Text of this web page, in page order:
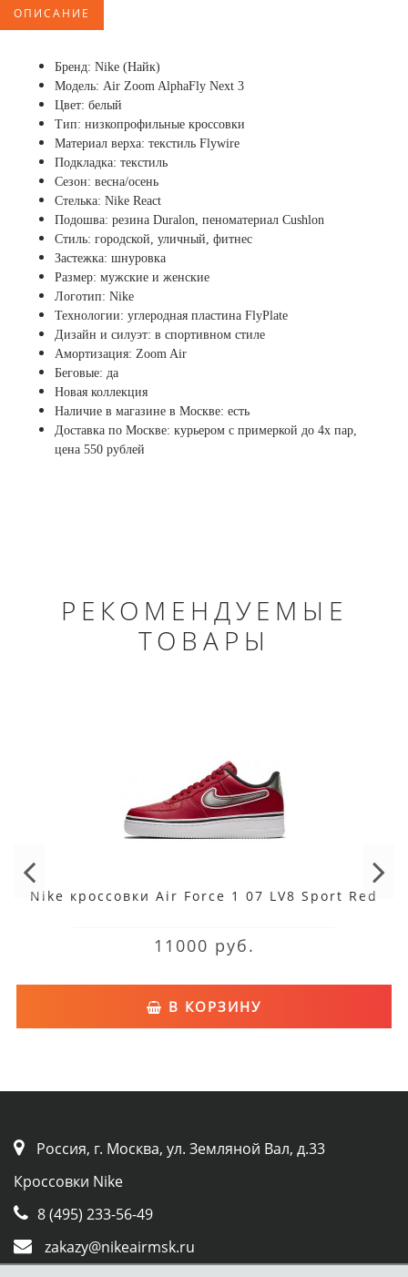
ОПИСАНИЕ
Бренд: Nike (Найк)
Модель: Air Zoom AlphaFly Next 3
Цвет: белый
Тип: низкопрофильные кроссовки
Материал верха: текстиль Flywire
Подкладка: текстиль
Сезон: весна/осень
Стелька: Nike React
Подошва: резина Duralon, пеноматериал Cushlon
Стиль: городской, уличный, фитнес
Застежка: шнуровка
Размер: мужские и женские
Логотип: Nike
Технологии: углеродная пластина FlyPlate
Дизайн и силуэт: в спортивном стиле
Амортизация: Zoom Air
Беговые: да
Новая коллекция
Наличие в магазине в Москве: есть
Доставка по Москве: курьером с примеркой до 4х пар,
цена 550 рублей
РЕКОМЕНДУЕМЫЕ
ТОВАРЫ
Nike кроссовки Air Force 1 07 LV8 Sport Red
11000 руб.
В КОРЗИНУ
Россия, г. Москва, ул. Земляной Вал, д.33
Кроссовки Nike
8 (495) 233-56-49
zakazy@nikeairmsk.ru